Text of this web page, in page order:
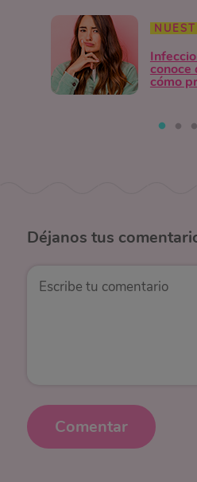
conoce
cómo
Déjanos tus
Comentar